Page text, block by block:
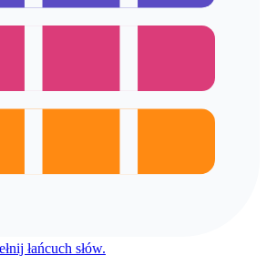
łańcuch słów.